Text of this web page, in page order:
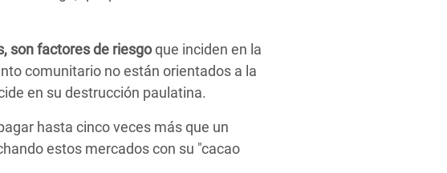
son factores de riesgoque inciden en la
comunitario no están orientados a la
en su destrucción paulatina.
hasta cinco veces más que un
estos mercados con su "cacao